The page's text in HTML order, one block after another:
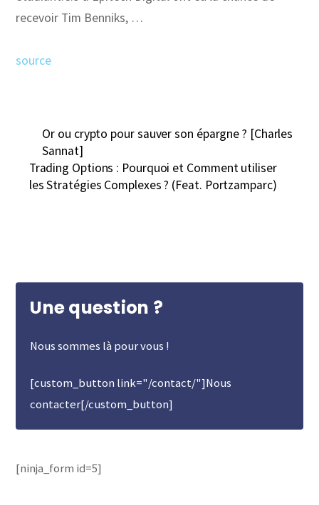
recevoir Tim Benniks, …
source
Or ou crypto pour sauver son épargne ? [Charles
Sannat]
Trading Options : Pourquoi et Comment utiliser
les Stratégies Complexes ? (Feat. Portzamparc)
Une question ?
Nous sommes là pour vous !
[custom_button link="/contact/"]Nous
contacter[/custom_button]
[ninja_form id=5]